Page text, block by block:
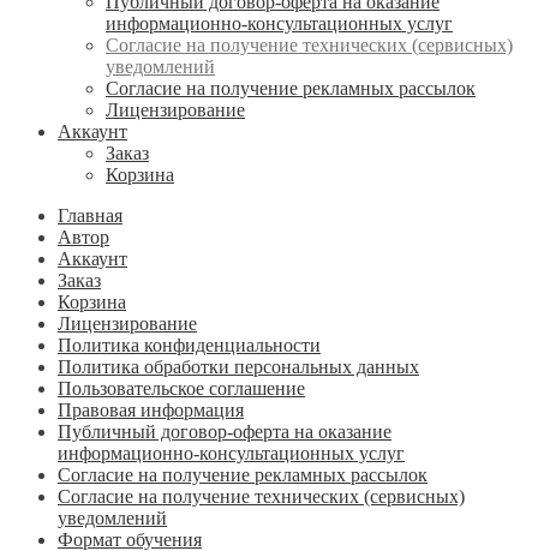
информационно-консультационных услуг
Согласие на получение технических (сервисных)
уведомлений
Согласие на получение рекламных рассылок
Лицензирование
Аккаунт
Заказ
Корзина
Главная
Автор
Аккаунт
Заказ
Корзина
Лицензирование
Политика конфиденциальности
Политика обработки персональных данных
Пользовательское соглашение
Правовая информация
Публичный договор-оферта на оказание
информационно-консультационных услуг
Согласие на получение рекламных рассылок
Согласие на получение технических (сервисных)
уведомлений
Формат обучения